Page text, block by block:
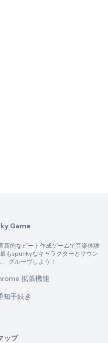
Game
的なビート作成ゲームで音楽体験
もspunkyなキャラクターとサウン
グルーヴしよう！
拡張機能
知手続き
ップ